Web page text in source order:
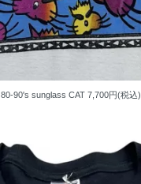
80-90's sunglass CAT7,700円(税込)